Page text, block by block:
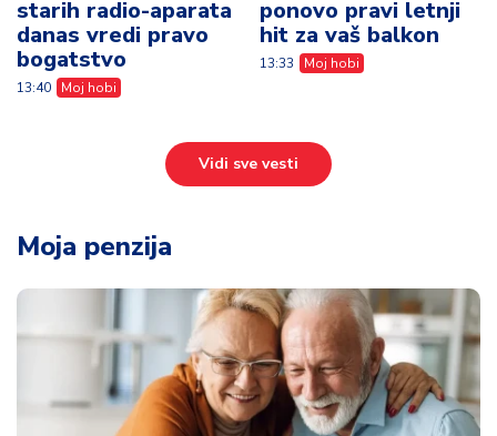
starih radio-aparata
danas vredi pravo
bogatstvo
13:40 Moj hobi
ponovo pravi letnji
hit za vaš balkon
13:33 Moj hobi
Vidi sve vesti
Moja penzija